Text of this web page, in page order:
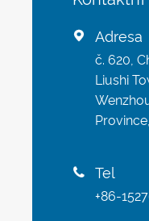
 Adresa
č. 620,
Liushi
 Tel
+86-